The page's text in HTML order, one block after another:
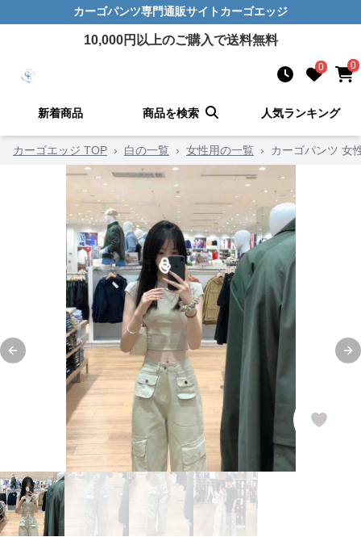
カーゴパンツ専門通販サイト カーゴエッジ
10,000円以上のご購入で送料無料
0 0
新着商品 商品を検索 人気ランキング
カーゴエッジ TOP › 白の一覧 › 女性用の一覧 › カーゴパンツ 女
Previous slide